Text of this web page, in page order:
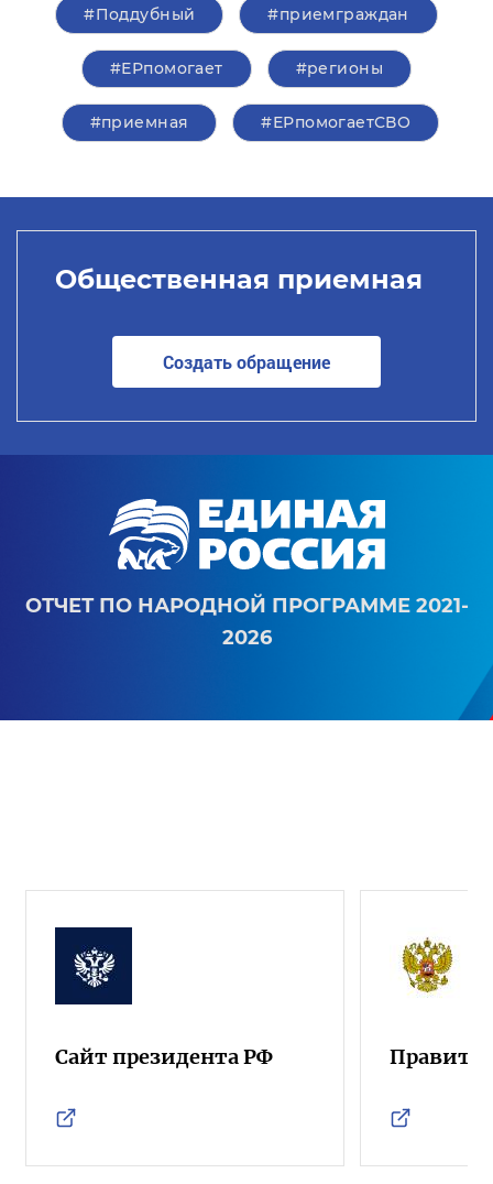
#Поддубный #приемграждан
#ЕРпомогает #регионы
#приемная #ЕРпомогаетСВО
Общественная приемная
Создать обращение
ОТЧЕТ ПО НАРОДНОЙ ПРОГРАММЕ 2021-
2026
Сайт президента РФ